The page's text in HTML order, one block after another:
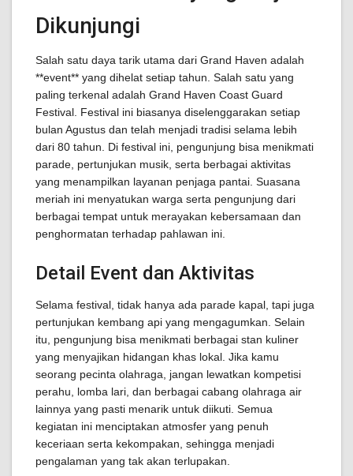
Dikunjungi
Salah satu daya tarik utama dari Grand Haven adalah
**event** yang dihelat setiap tahun. Salah satu yang
paling terkenal adalah Grand Haven Coast Guard
Festival. Festival ini biasanya diselenggarakan setiap
bulan Agustus dan telah menjadi tradisi selama lebih
dari 80 tahun. Di festival ini, pengunjung bisa menikmati
parade, pertunjukan musik, serta berbagai aktivitas
yang menampilkan layanan penjaga pantai. Suasana
meriah ini menyatukan warga serta pengunjung dari
berbagai tempat untuk merayakan kebersamaan dan
penghormatan terhadap pahlawan ini.
Detail Event dan Aktivitas
Selama festival, tidak hanya ada parade kapal, tapi juga
pertunjukan kembang api yang mengagumkan. Selain
itu, pengunjung bisa menikmati berbagai stan kuliner
yang menyajikan hidangan khas lokal. Jika kamu
seorang pecinta olahraga, jangan lewatkan kompetisi
perahu, lomba lari, dan berbagai cabang olahraga air
lainnya yang pasti menarik untuk diikuti. Semua
kegiatan ini menciptakan atmosfer yang penuh
keceriaan serta kekompakan, sehingga menjadi
pengalaman yang tak akan terlupakan.